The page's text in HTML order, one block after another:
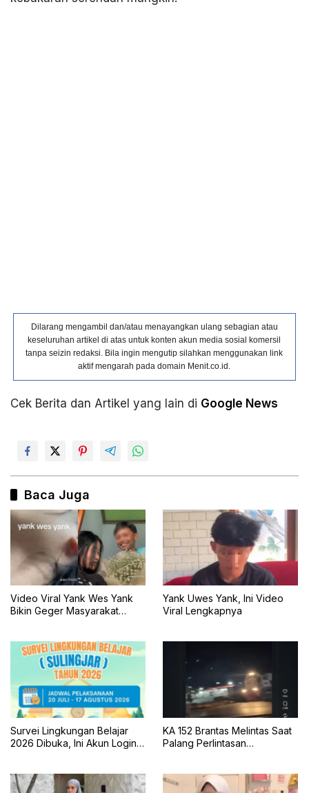
Dilarang mengambil dan/atau menayangkan ulang sebagian atau
keseluruhan artikel di atas untuk konten akun media sosial komersil
tanpa seizin redaksi. Bila ingin mengutip silahkan menggunakan link
aktif mengarah pada domain Menit.co.id.
Cek Berita dan Artikel yang lain di Google News
Baca Juga
Video Viral Yank Wes Yank
Bikin Geger Masyarakat
Yank Uwes Yank, Ini Video
Viral Lengkapnya
Survei Lingkungan Belajar
2026 Dibuka, Ini Akun Login,
KA 152 Brantas Melintas Saat
Palang Perlintasan